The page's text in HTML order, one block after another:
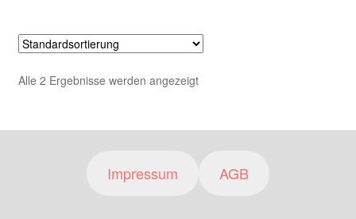
Alle 2 Ergebnisse werden angezeigt
Impressum AGB